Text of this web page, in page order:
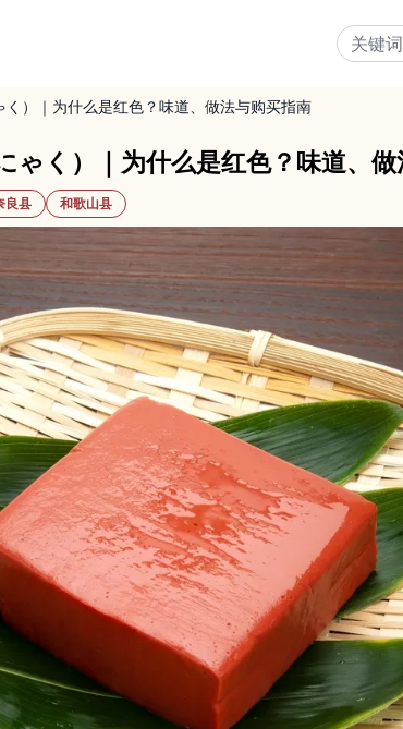
）｜为什么是红色？味道、做法与购买指南
ゃく）｜为什么是红色？味道、
良县 和歌山县